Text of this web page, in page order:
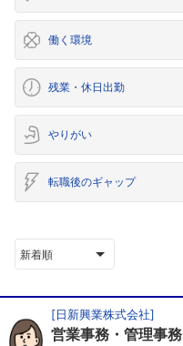
働く環境
残業・休日出勤
やりがい
転職後のギャップ
新着順
[日新興業株式会社]
営業事務・管理事務